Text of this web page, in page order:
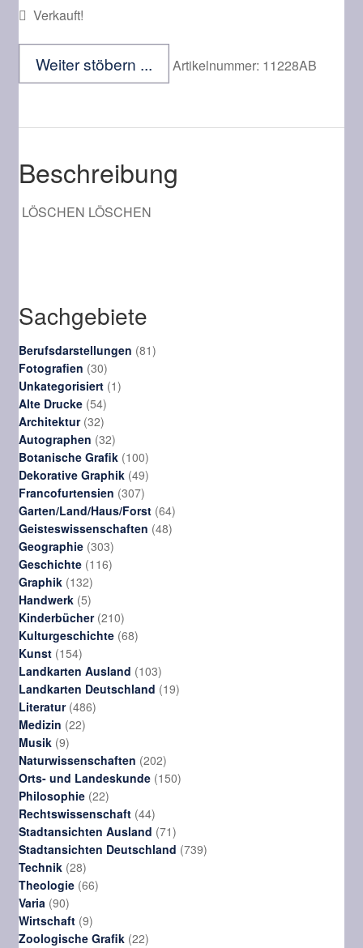
Kontakt
Verkauft!
Weiter stöbern ... Artikelnummer: 11228AB
Beschreibung
LÖSCHEN LÖSCHEN
Sachgebiete
Berufsdarstellungen 8181
Fotografien 3030
Produkte
Unkategorisiert 11
Alte Drucke 5454
Produkte
Architektur 3232
Produkte
Autographen 3232
Produkte
Botanische Grafik 100100
Produkte
Dekorative Graphik 4949
Produkte
Francofurtensien 307307
Produkte
Garten/Land/Haus/Forst 6464
Produkte
Geisteswissenschaften 4848
Geographie 303303
Produkte
Geschichte 116116
Graphik 132132
Produkte
Handwerk 55
Produkte
Kinderbücher 210210
Produkte
Kulturgeschichte 6868
Kunst 154154
Produkte
Landkarten Ausland 103103
Produkte
Landkarten Deutschland 1919
Literatur 486486
Medizin 2222
Musik 99
Produkte
Naturwissenschaften 202202
Produkte
Orts- und Landeskunde 150150
Philosophie 2222
Produkte
Rechtswissenschaft 4444
Produkte
Stadtansichten Ausland 7171
Produkte
Stadtansichten Deutschland 739739
Technik 2828
Produkte
Theologie 6666
Varia 9090
Produkte
Wirtschaft 99
Produkte
Zoologische Grafik 2222